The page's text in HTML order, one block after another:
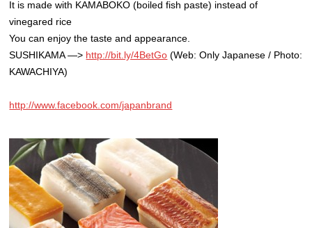
It is made with KAMABOKO (boiled fish paste) instead of
vinegared rice
You can enjoy the taste and appearance.
SUSHIKAMA —> http://bit.ly/4BetGo (Web: Only Japanese / Photo:
KAWACHIYA)
http://www.facebook.com/japanbrand